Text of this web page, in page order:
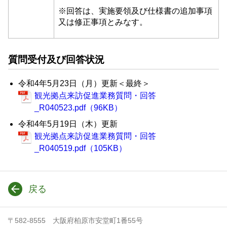
※回答は、実施要領及び仕様書の追加事項
又は修正事項とみなす。
質問受付及び回答状況
令和4年5月23日（月）更新＜最終＞
観光拠点来訪促進業務質問・回答
_R040523.pdf（96KB）
令和4年5月19日（木）更新
観光拠点来訪促進業務質問・回答
_R040519.pdf（105KB）
戻る
〒582-8555 大阪府柏原市安堂町1番55号